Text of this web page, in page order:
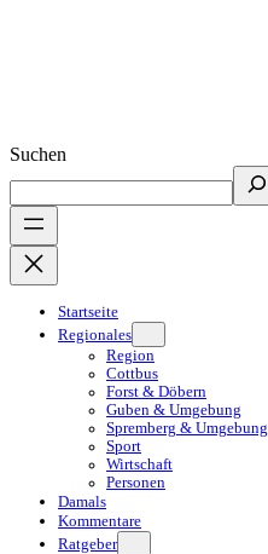
Suchen
Startseite
Regionales
Region
Cottbus
Forst & Döbern
Guben & Umgebung
Spremberg & Umgebung
Sport
Wirtschaft
Personen
Damals
Kommentare
Ratgeber